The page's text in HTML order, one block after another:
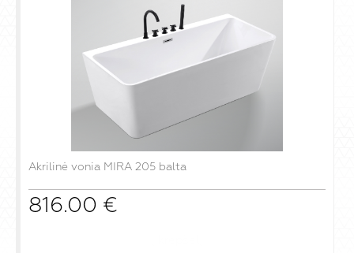
Akrilinė vonia MIRA 205 balta
816.00 €